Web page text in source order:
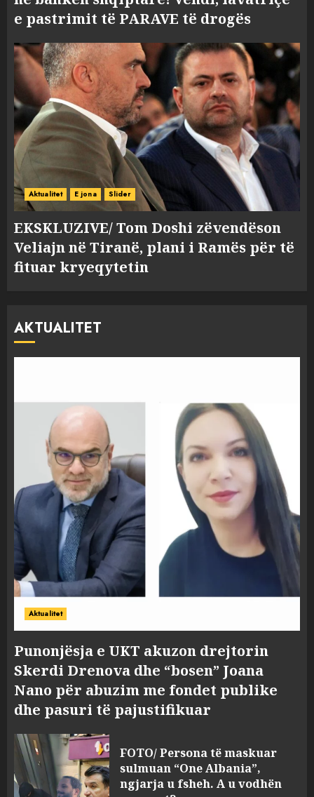
e pastrimit të PARAVE të drogës
Aktualitet E jona Slider
EKSKLUZIVE/ Tom Doshi zëvendëson
Veliajn në Tiranë, plani i Ramës për të
fituar kryeqytetin
AKTUALITET
Aktualitet
Punonjësja e UKT akuzon drejtorin
Skerdi Drenova dhe “bosen” Joana
Nano për abuzim me fondet publike
dhe pasuri të pajustifikuar
FOTO/ Persona të maskuar
sulmuan “One Albania”,
ngjarja u fsheh. A u vodhën